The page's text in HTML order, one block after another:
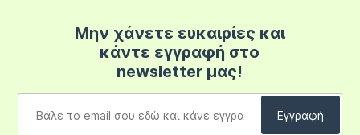
Μην χάνετε ευκαιρίες και
κάντε εγγραφή στο
newsletter μας!